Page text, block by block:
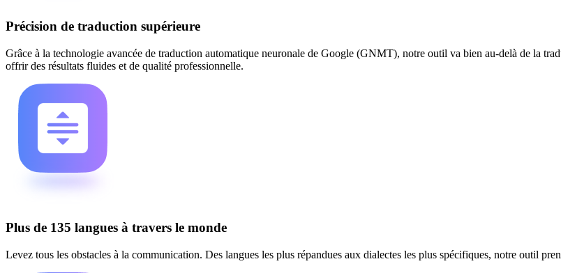
Précision de traduction supérieure
Grâce à la technologie avancée de traduction automatique neuronale de Google (GNMT), notre outil va bien au-delà de la
offrir des résultats fluides et de qualité professionnelle.
Plus de 135 langues à travers le monde
Levez tous les obstacles à la communication. Des langues les plus répandues aux dialectes les plus spécifiques, notre outil